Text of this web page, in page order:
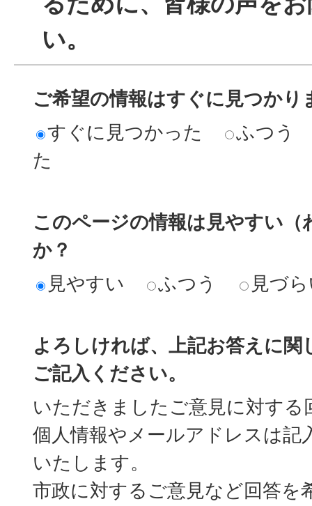
い。
ご希望の情報はすぐに見つかり
すぐに見つかった
ふつう
た
このページの情報は見やすい
か？
見やすい
ふつう 見づ
よろしければ、上記お答えに関
ご記入ください。
いただきましたご意見に対する
個人情報やメールアドレスは記
いたします。
市政に対するご意見など回答を